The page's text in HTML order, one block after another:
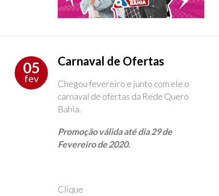
05
fev
Carnaval de Ofertas
Chegou fevereiro e junto com ele o
carnaval de ofertas da Rede Quero
Bahia.
Promoção válida até dia 29 de
Fevereiro de 2020.
Clique